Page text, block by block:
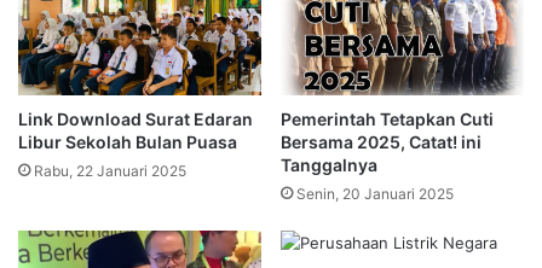
Link Download Surat Edaran
Libur Sekolah Bulan Puasa
Rabu, 22 Januari 2025
Pemerintah Tetapkan Cuti
Bersama 2025, Catat! ini
Tanggalnya
Senin, 20 Januari 2025